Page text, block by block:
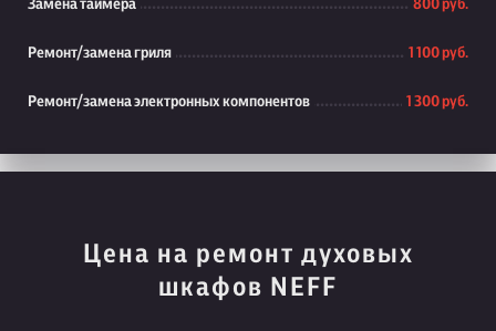
Замена таймера 800 руб.
Ремонт/замена гриля 1 100 руб.
Ремонт/замена электронных компонентов 1 300 руб.
Цена на ремонт духовых
шкафов NEFF